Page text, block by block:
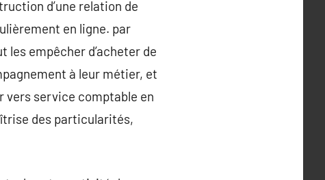
d’une relation de
en ligne. par
les empêcher d’acheter de
à leur métier, et
vers service comptable en
des particularités,